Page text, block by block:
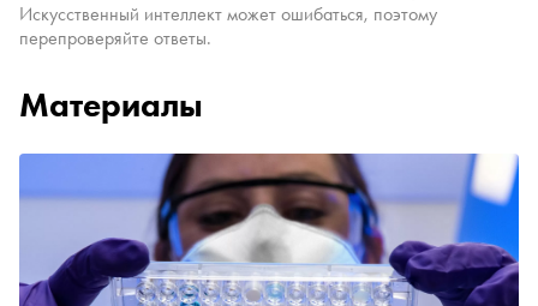
Искусственный интеллект может ошибаться, поэтому
перепроверяйте ответы.
Материалы